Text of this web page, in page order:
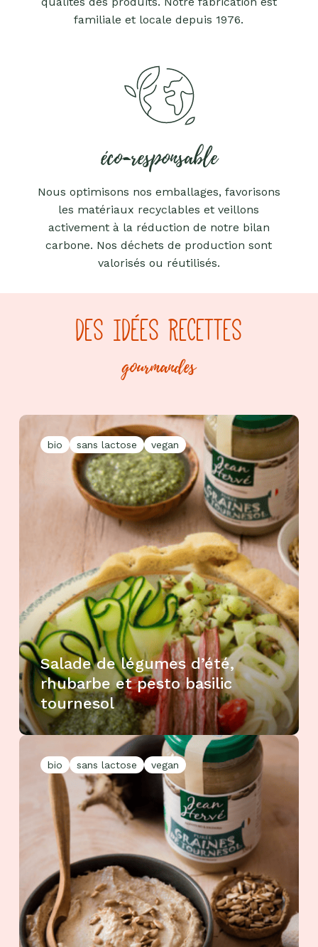
familiale et locale depuis 1976.
éco-responsable
Nous optimisons nos emballages, favorisons
les matériaux recyclables et veillons
activement à la réduction de notre bilan
carbone. Nos déchets de production sont
valorisés ou réutilisés.
DES IDÉES RECETTES
gourmandes
bio sans lactose vegan
Salade de légumes d’été,
rhubarbe et pesto basilic
tournesol
bio sans lactose vegan